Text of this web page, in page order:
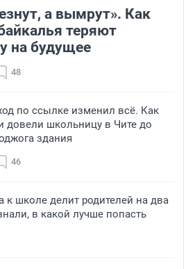
а вымрут». Как
теряют
на будущее
48
по ссылке изменил всё. Как
довели школьницу в Чите до
здания
46
к школе делит родителей на два
в какой лучше попасть